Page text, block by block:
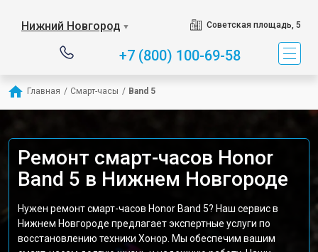
Нижний Новгород ▼ Советская площадь, 5
+7 (800) 100-69-58
Главная / Смарт-часы / Band 5
Ремонт смарт-часов Honor
Band 5 в Нижнем Новгороде
Нужен ремонт смарт-часов Honor Band 5? Наш сервис в
Нижнем Новгороде предлагает экспертные услуги по
восстановлению техники Хонор. Мы обеспечим вашим